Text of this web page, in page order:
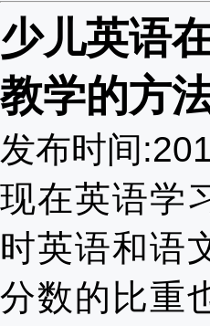
少儿英语
教学的方
发布时间
现在英语学
时英语和语
分数的比重